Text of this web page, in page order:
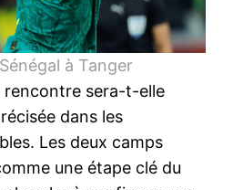
à Tanger
rencontre sera-t-elle
dans les
Les deux camps
une étape clé du